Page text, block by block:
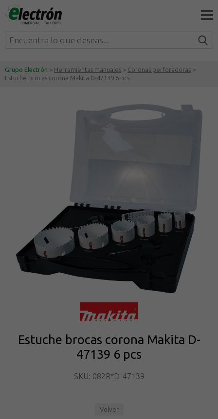
Grupo Electrón > Herramientas manuales > Coronas perforadoras >
Estuche brocas corona Makita D-47139 6 pcs
Estuche brocas corona Makita D-
47139 6 pcs
SKU: 082R*D-47139
Volver